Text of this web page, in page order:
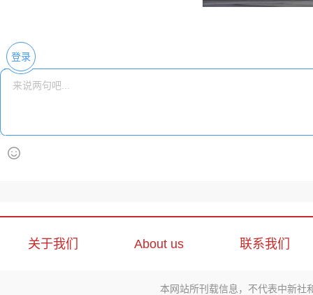
登录
关于我们 About us 联系我们
本网站所刊载信息，不代表中新社